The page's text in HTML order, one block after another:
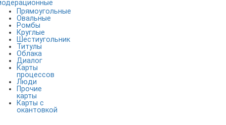
Прямоугольные
Овальные
Ромбы
Круглые
Шестиугольник
Титулы
Облака
Диалог
Карты
процессов
Люди
Прочие
карты
Карты с
окантовкой